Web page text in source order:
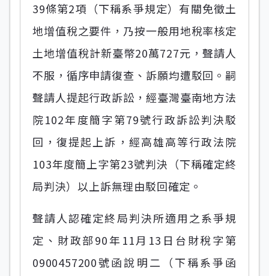
39條第2項（下稱系爭規定）有關免徵土
地增值稅之要件，乃按一般用地稅率核定
土地增值稅計新臺幣20萬727元，聲請人
不服，循序申請復查、訴願均遭駁回。嗣
聲請人提起行政訴訟，經臺灣臺南地方法
院102年度簡字第79號行政訴訟判決駁
回，復提起上訴，經高雄高等行政法院
103年度簡上字第23號判決（下稱確定終
局判決）以上訴無理由駁回確定。
聲請人認確定終局判決所適用之系爭規
定、財政部90年11月13日台財稅字第
0900457200號函說明二（下稱系爭函